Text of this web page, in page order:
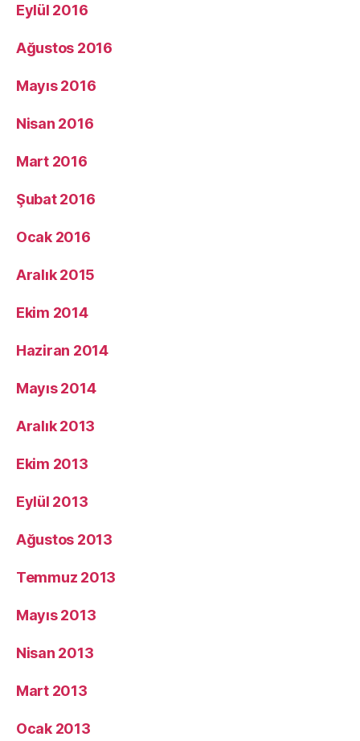
Eylül 2016
Ağustos 2016
Mayıs 2016
Nisan 2016
Mart 2016
Şubat 2016
Ocak 2016
Aralık 2015
Ekim 2014
Haziran 2014
Mayıs 2014
Aralık 2013
Ekim 2013
Eylül 2013
Ağustos 2013
Temmuz 2013
Mayıs 2013
Nisan 2013
Mart 2013
Ocak 2013